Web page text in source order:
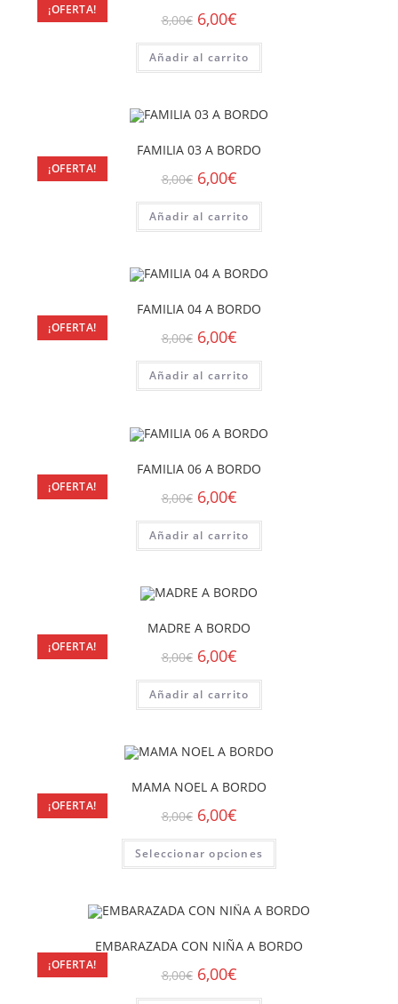
¡OFERTA!
8,00€ 6,00€
Añadir al carrito
¡OFERTA!
FAMILIA 03 A BORDO
8,00€ 6,00€
Añadir al carrito
¡OFERTA!
FAMILIA 04 A BORDO
8,00€ 6,00€
Añadir al carrito
¡OFERTA!
FAMILIA 06 A BORDO
8,00€ 6,00€
Añadir al carrito
¡OFERTA!
MADRE A BORDO
8,00€ 6,00€
Añadir al carrito
¡OFERTA!
MAMA NOEL A BORDO
8,00€ 6,00€
Seleccionar opciones
¡OFERTA!
EMBARAZADA CON NIÑA A BORDO
8,00€ 6,00€